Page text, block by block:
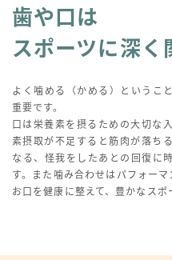
歯や口は
スポーツに深く
よく噛める（かめる）というこ
重要です。
口は栄養素を摂るための大切な
素摂取が不足すると筋肉が落ち
なる、怪我をしたあとの回復に
す。また噛み合わせはパフォーマ
お口を健康に整えて、豊かなス